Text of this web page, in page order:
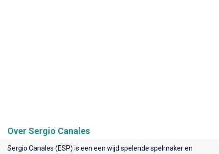
Over Sergio Canales
Sergio Canales (ESP) is een een wijd spelende spelmaker en